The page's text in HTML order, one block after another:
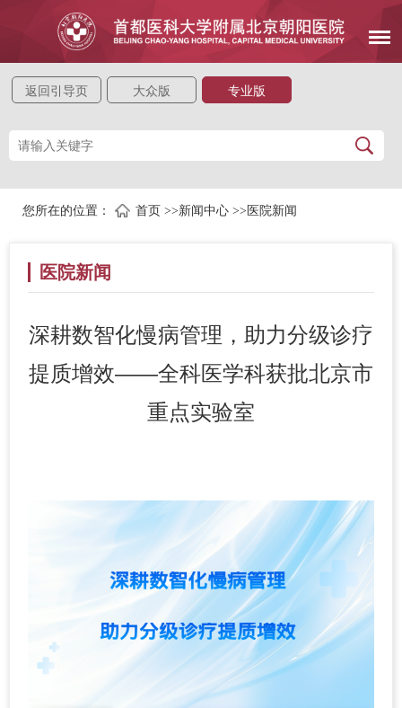
返回引导页 大众版 专业版
您所在的位置： 首页 >>新闻中心 >> 医院新闻
医院新闻
深耕数智化慢病管理，助力分级诊疗
提质增效——全科医学科获批北京市
重点实验室